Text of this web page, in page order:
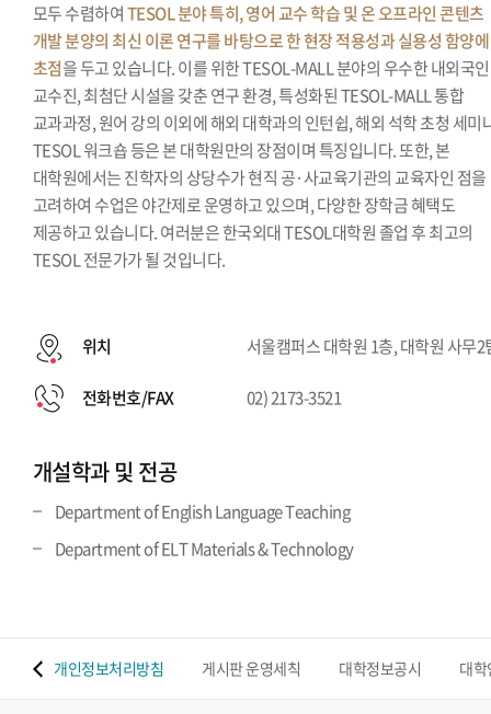
모두 수렴하여TESOL 분야 특히, 영어 교수 학습 및 온 오프라인 콘텐츠
개발 분양의 최신 이론 연구를 바탕으로 한 현장 적용성과 실용성 함양에
초점을 두고 있습니다. 이를 위한 TESOL-MALL 분야의 우수한 내외국인
교수진, 최첨단 시설을 갖춘 연구 환경, 특성화된 TESOL-MALL 통합
교과과정, 원어 강의 이외에 해외 대학과의 인턴쉽, 해외 석학 초청 세미
TESOL 워크숍 등은 본 대학원만의 장점이며 특징입니다. 또한, 본
대학원에서는 진학자의 상당수가 현직 공·사교육기관의 교육자인 점을
고려하여 수업은 야간제로 운영하고 있으며, 다양한 장학금 혜택도
제공하고 있습니다. 여러분은 한국외대 TESOL대학원 졸업 후 최고의
TESOL 전문가가 될 것입니다.
위치 서울캠퍼스 대학원 1층, 대학원 사무2
전화번호/FAX 02) 2173-3521
개설학과 및 전공
Department of English Language Teaching
Department of ELT Materials & Technology
개인정보처리방침 게시판 운영세칙 대학정보공시 대